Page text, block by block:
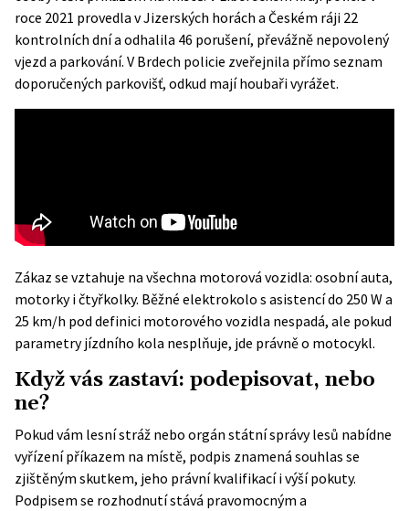
roce 2021 provedla v Jizerských horách a Českém ráji 22
kontrolních dní a odhalila 46 porušení, převážně nepovolený
vjezd a parkování. V Brdech policie zveřejnila přímo seznam
doporučených parkovišť, odkud mají houbaři vyrážet.
Zákaz se vztahuje na všechna motorová vozidla: osobní auta,
motorky i čtyřkolky. Běžné elektrokolo s asistencí do 250 W a
25 km/h pod definici motorového vozidla nespadá, ale pokud
parametry jízdního kola nesplňuje, jde právně o motocykl.
Když vás zastaví: podepisovat, nebo
ne?
Pokud vám lesní stráž nebo orgán státní správy lesů nabídne
vyřízení příkazem na místě, podpis znamená souhlas se
zjištěným skutkem, jeho právní kvalifikací i výší pokuty.
Podpisem se rozhodnutí stává pravomocným a